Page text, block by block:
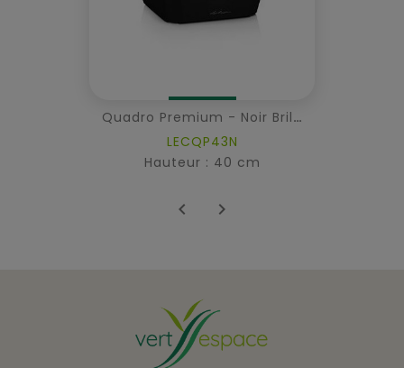
Quadro Premium - Noir Brillant
LECQP43N
Hauteur : 40 cm
 